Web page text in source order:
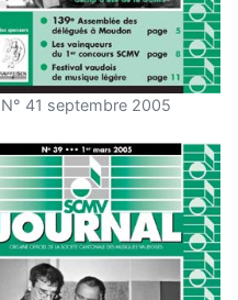
N° 41 septembre 2005